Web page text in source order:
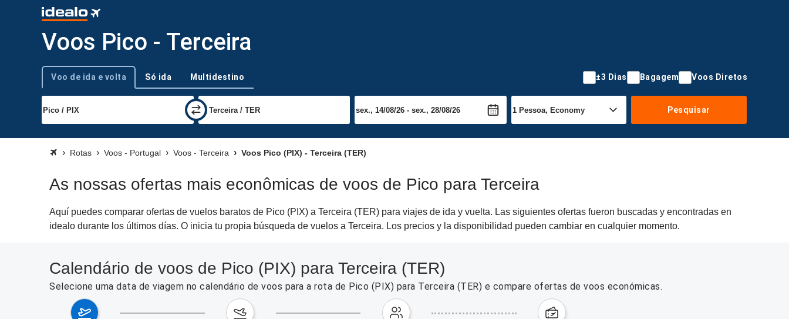
Voos Pico - Terceira
Tipo de viagem
Voo de ida e volta Só ida Multidestino ±3 Dias Bagagem Voos Diretos
Pesquisar
Rotas Voos - Portugal Voos - Terceira Voos Pico (PIX) - Terceira (TER)
As nossas ofertas mais econômicas de voos de Pico para Terceira
Aquí puedes comparar ofertas de vuelos baratos de Pico (PIX) a Terceira (TER) para viajes de ida y vuelta. Las siguientes ofertas fueron buscadas y encontradas en
idealo durante los últimos días. O inicia tu propia búsqueda de vuelos a Terceira. Los precios y la disponibilidad pueden cambiar en cualquier momento.
Calendário de voos de Pico (PIX) para Terceira (TER)
Selecione uma data de viagem no calendário de voos para a rota de Pico (PIX) para Terceira (TER) e compare ofertas de voos económicas.